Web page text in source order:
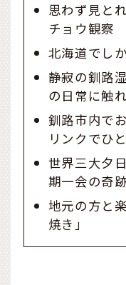
思わず見と
チョウ観察
北海道でし
静寂の釧路
の日常に触
釧路市内で
リンクでひ
世界三大夕
期一会の奇
地元の方と
焼き」